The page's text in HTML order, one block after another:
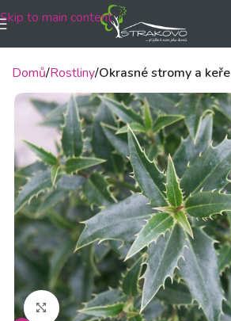
Skip to main content
Domů Rostliny Okrasné stromy a keře
Klikněte pro zvětšení